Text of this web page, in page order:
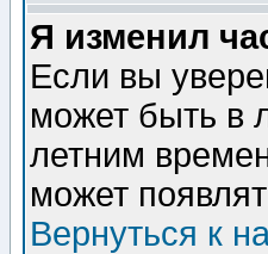
Я изменил
Если вы
может быть в
летним
может
Вернуться к